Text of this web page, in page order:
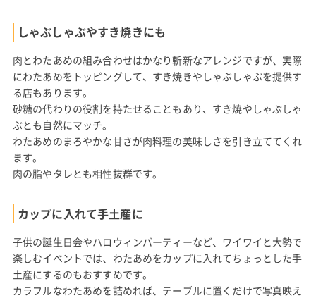
しゃぶしゃぶやすき焼きにも
肉とわたあめの組み合わせはかなり斬新なアレンジですが、実際
にわたあめをトッピングして、すき焼きやしゃぶしゃぶを提供す
る店もあります。
砂糖の代わりの役割を持たせることもあり、すき焼やしゃぶしゃ
ぶとも自然にマッチ。
わたあめのまろやかな甘さが肉料理の美味しさを引き立ててくれ
ます。
肉の脂やタレとも相性抜群です。
カップに入れて手土産に
子供の誕生日会やハロウィンパーティーなど、ワイワイと大勢で
楽しむイベントでは、わたあめをカップに入れてちょっとした手
土産にするのもおすすめです。
カラフルなわたあめを詰めれば、テーブルに置くだけで写真映え